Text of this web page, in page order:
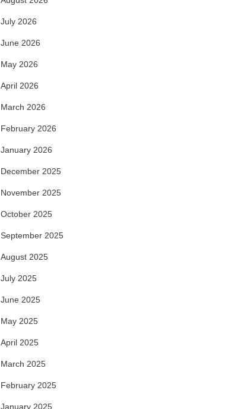
July 2026
June 2026
May 2026
April 2026
March 2026
February 2026
January 2026
December 2025
November 2025
October 2025
September 2025
August 2025
July 2025
June 2025
May 2025
April 2025
March 2025
February 2025
January 2025